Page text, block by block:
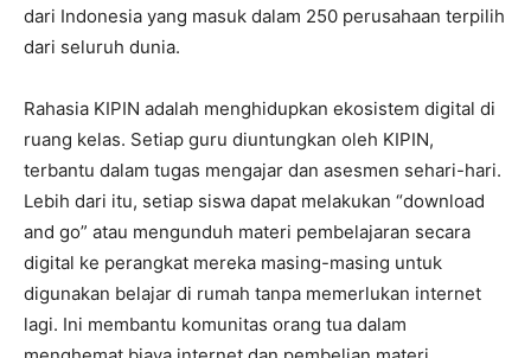
dari Indonesia yang masuk dalam 250 perusahaan terpilih
dari seluruh dunia.
Rahasia KIPIN adalah menghidupkan ekosistem digital di
ruang kelas. Setiap guru diuntungkan oleh KIPIN,
terbantu dalam tugas mengajar dan asesmen sehari-hari.
Lebih dari itu, setiap siswa dapat melakukan “download
and go” atau mengunduh materi pembelajaran secara
digital ke perangkat mereka masing-masing untuk
digunakan belajar di rumah tanpa memerlukan internet
lagi. Ini membantu komunitas orang tua dalam